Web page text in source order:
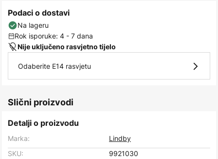
Podaci o dostavi
Na lageru
Rok isporuke: 4 - 7 dana
Nije uključeno rasvjetno tijelo
Odaberite E14 rasvjetu
Slični proizvodi
Detalji o proizvodu
Marka:
Lindby
SKU:
9921030